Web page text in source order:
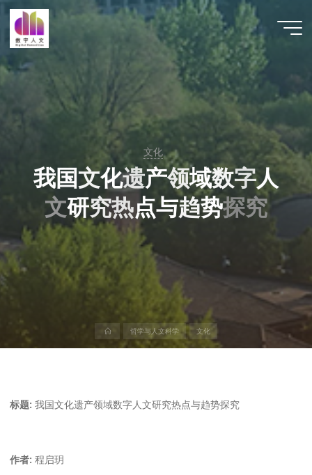
数字人
文化
我国文化遗产领域数字人
文研究热点与趋势探究
页
哲学与人文科学 文化
标题: 我国文化遗产领域数字人文研究热点与趋势探究
作者: 程启玥